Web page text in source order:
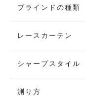
ブラインドの種類
レースカーテン
シャープスタイル
測り方